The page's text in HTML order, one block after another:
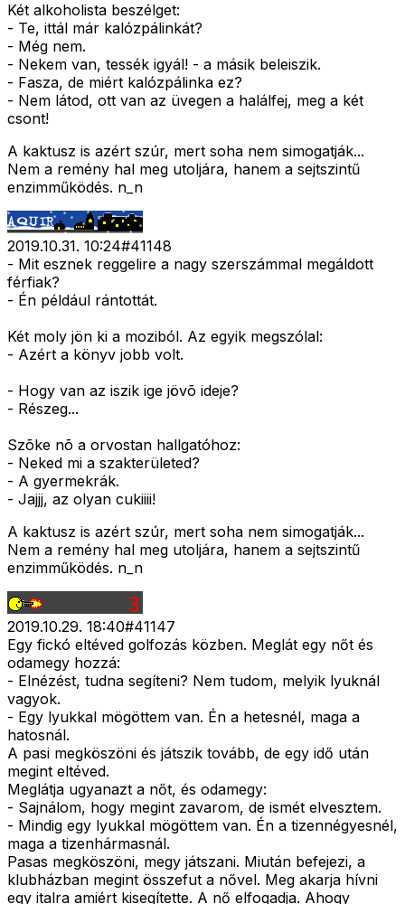
Két alkoholista beszélget:
- Te, ittál már kalózpálinkát?
- Még nem.
- Nekem van, tessék igyál! - a másik beleiszik.
- Fasza, de miért kalózpálinka ez?
- Nem látod, ott van az üvegen a halálfej, meg a két
csont!
A kaktusz is azért szúr, mert soha nem simogatják...
Nem a remény hal meg utoljára, hanem a sejtszintű
enzimműködés. n_n
2019.10.31. 10:24#41148
- Mit esznek reggelire a nagy szerszámmal megáldott
férfiak?
- Én például rántottát.
Két moly jön ki a moziból. Az egyik megszólal:
- Azért a könyv jobb volt.
- Hogy van az iszik ige jövõ ideje?
- Részeg...
Szõke nõ a orvostan hallgatóhoz:
- Neked mi a szakterületed?
- A gyermekrák.
- Jajjj, az olyan cukiiii!
A kaktusz is azért szúr, mert soha nem simogatják...
Nem a remény hal meg utoljára, hanem a sejtszintű
enzimműködés. n_n
2019.10.29. 18:40#41147
Egy fickó eltéved golfozás közben. Meglát egy nőt és
odamegy hozzá:
- Elnézést, tudna segíteni? Nem tudom, melyik lyuknál
vagyok.
- Egy lyukkal mögöttem van. Én a hetesnél, maga a
hatosnál.
A pasi megköszöni és játszik tovább, de egy idő után
megint eltéved.
Meglátja ugyanazt a nőt, és odamegy:
- Sajnálom, hogy megint zavarom, de ismét elvesztem.
- Mindig egy lyukkal mögöttem van. Én a tizennégyesnél,
maga a tizenhármasnál.
Pasas megköszöni, megy játszani. Miután befejezi, a
klubházban megint összefut a nővel. Meg akarja hívni
egy italra amiért kisegítette. A nő elfogadja. Ahogy